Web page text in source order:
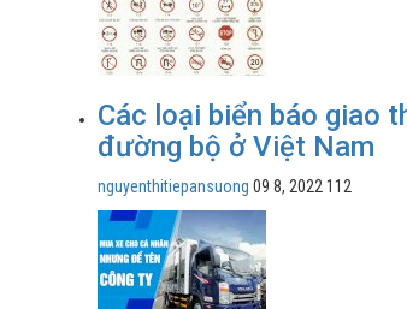
Các loại biển báo giao
đường bộ ở Việt Nam
nguyenthitiepansuong 09 8, 2022 112